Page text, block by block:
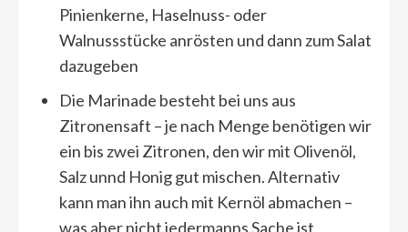
Pinienkerne, Haselnuss- oder
Walnussstücke anrösten und dann zum Salat
dazugeben
Die Marinade besteht bei uns aus
Zitronensaft – je nach Menge benötigen wir
ein bis zwei Zitronen, den wir mit Olivenöl,
Salz unnd Honig gut mischen. Alternativ
kann man ihn auch mit Kernöl abmachen –
was aber nicht jedermanns Sache ist